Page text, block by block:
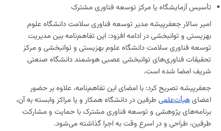
تأسیس آزمایشگاه یا مرکز توسعه فناوری مشترک
امیر سالار جعفرپیشه مدیر توسعه فناوری سلامت دانشگاه علوم
بهزیستی و توانبخشی در ادامه افزود: این تفاهم‌نامه بین مدیریت
توسعه فناوری سلامت دانشگاه علوم بهزیستی و توانبخشی و مرکز
تحقیقات فناوری‌های توانبخشی عصبی هوشمند دانشگاه صنعتی
شریف امضا شده است.
جعفرپیشه تصریح کرد: با امضای این تفاهم‌نامه، علاوه بر حضور
اعضایهیأت‌علمی طرفین در دانشگاه همکار و یا مراکز وابسته به آن،
برنامه‌های پژوهشی و توسعه فناوری مشترک با حمایت و مشارکت
طرفین، طراحی و در اسرع وقت به اجرا گذاشته می‌شود.